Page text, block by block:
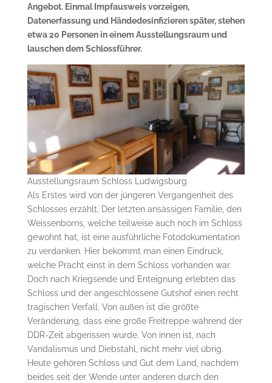
Angebot. Einmal Impfausweis vorzeigen,
Datenerfassung und Händedesinfizieren später, stehen
etwa 20 Personen in einem Ausstellungsraum und
lauschen dem Schlossführer.
Ausstellungsraum Schloss Ludwigsburg
Als Erstes wird von der jüngeren Vergangenheit des
Schlosses erzählt. Der letzten ansässigen Familie, den
Weissenborns, welche teilweise auch noch im Schloss
gewohnt hat, ist eine ausführliche Fotodokumentation
zu verdanken. Hier bekommt man einen Eindruck,
welche Pracht einst in dem Schloss vorhanden war.
Doch nach Kriegsende und Enteignung erlebten das
Schloss und der angeschlossene Gutshof einen recht
tragischen Verfall. Von außen ist die größte
Veränderung, dass eine große Freitreppe während der
DDR-Zeit abgerissen wurde. Von innen ist, nach
Vandalismus und Diebstahl, nicht mehr viel übrig.
Heute gehören Schloss und Gut dem Land, nachdem
beides seit der Wende unter anderen durch den